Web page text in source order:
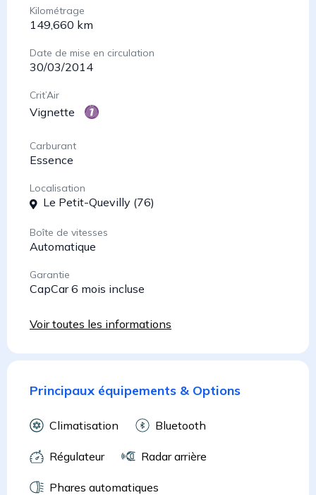
Kilométrage
149,660 km
Date de mise en circulation
30/03/2014
Crit’Air
Vignette
Carburant
Essence
Localisation
Le Petit-Quevilly (76)
Boîte de vitesses
Automatique
Garantie
CapCar 6 mois incluse
Voir toutes les informations
Principaux équipements & Options
Climatisation Bluetooth
Régulateur Radar arrière
Phares automatiques